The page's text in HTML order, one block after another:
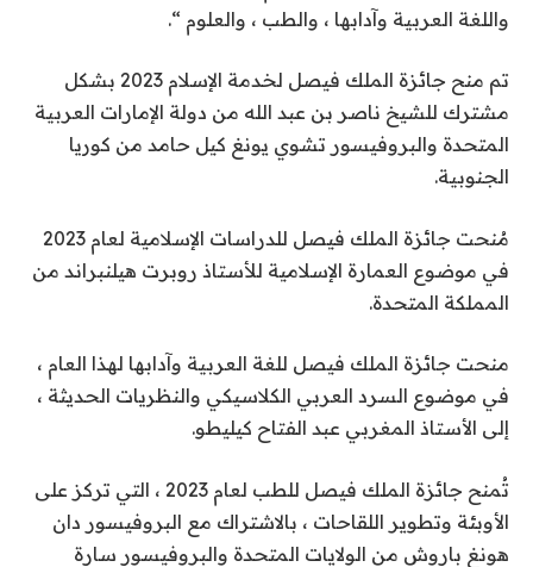
واللغة العربية وآدابها ، والطب ، والعلوم “.
تم منح جائزة الملك فيصل لخدمة الإسلام 2023 بشكل
مشترك للشيخ ناصر بن عبد الله من دولة الإمارات العربية
المتحدة والبروفيسور تشوي يونغ كيل حامد من كوريا
الجنوبية.
مُنحت جائزة الملك فيصل للدراسات الإسلامية لعام 2023
في موضوع العمارة الإسلامية للأستاذ روبرت هيلنبراند من
المملكة المتحدة.
منحت جائزة الملك فيصل للغة العربية وآدابها لهذا العام ،
في موضوع السرد العربي الكلاسيكي والنظريات الحديثة ،
إلى الأستاذ المغربي عبد الفتاح كيليطو.
تُمنح جائزة الملك فيصل للطب لعام 2023 ، التي تركز على
الأوبئة وتطوير اللقاحات ، بالاشتراك مع البروفيسور دان
هونغ باروش من الولايات المتحدة والبروفيسور سارة